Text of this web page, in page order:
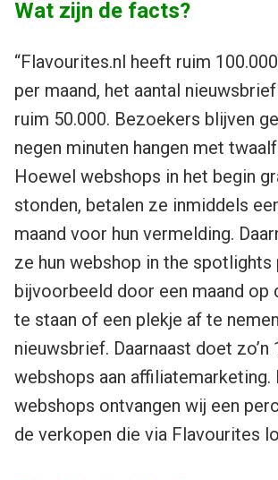
Wat zijn de facts?
“Flavourites.nl heeft ruim
per maand, het aantal
ruim 50.000. Bezoekers blijven
negen minuten hangen met
Hoewel webshops in het begin
stonden, betalen ze inmiddels
maand voor hun vermelding.
ze hun webshop in the spotlights
bijvoorbeeld door een maand op
te staan of een plekje af te
nieuwsbrief. Daarnaast doet zo’n
webshops aan affiliatemarketing.
webshops ontvangen wij een
de verkopen die via Flavourites